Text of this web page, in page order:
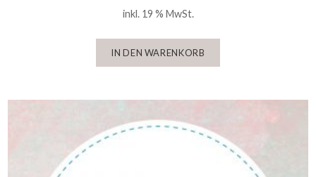
inkl. 19 % MwSt.
IN DEN WARENKORB